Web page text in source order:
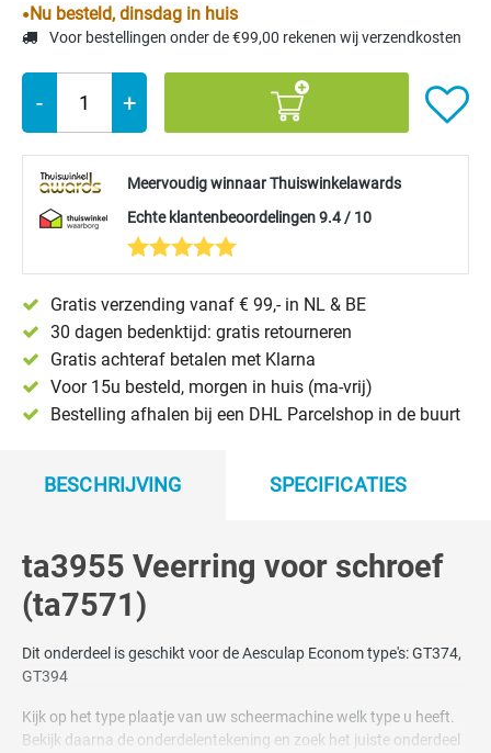
Nu besteld, dinsdag in huis
Voor bestellingen onder de €99,00 rekenen wij verzendkosten
- +
Meervoudig winnaar Thuiswinkelawards
Echte klantenbeoordelingen 9.4 / 10
Gratis verzending vanaf € 99,- in NL & BE
30 dagen bedenktijd: gratis retourneren
Gratis achteraf betalen met Klarna
Voor 15u besteld, morgen in huis (ma-vrij)
Bestelling afhalen bij een DHL Parcelshop in de buurt
BESCHRIJVING SPECIFICATIES
ta3955 Veerring voor schroef
(ta7571)
Dit onderdeel is geschikt voor de Aesculap Econom type's: GT374,
GT394
Kijk op het type plaatje van uw scheermachine welk type u heeft.
Bekijk daarna de onderdelentekening en zoek het juiste onderdeel